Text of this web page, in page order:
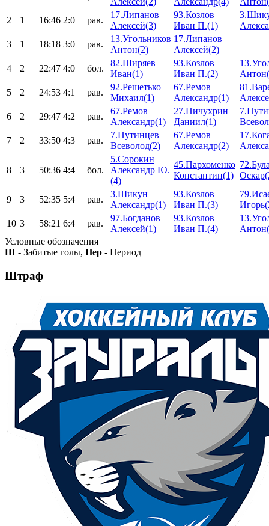
2
1 16:46 2:0 рав.
17.Липанов
Алексей(3)
93.Козлов
Иван П.(1)
3
1 18:18 3:0 рав.
13.Угольников
Антон(2)
17.Липанов
Алексей(2)
4
2 22:47 4:0 бол.
82.Ширяев
Иван(1)
93.Козлов
Иван П.(2)
5
2 24:53 4:1 рав.
92.Решетько
Михаил(1)
67.Ремов
Александр(1)
6
2 29:47 4:2 рав.
67.Ремов
Александр(1)
27.Ничухрин
Даниил(1)
7
2 33:50 4:3 рав.
7.Путинцев
Всеволод(2)
67.Ремов
Александр(2)
8 3 50:36 4:4 бол.
5.Сорокин
Александр Ю.
(4)
45.Пархоменко
Константин(1)
9 3 52:35 5:4 рав.
3.Шикун
Александр(1)
93.Козлов
Иван П.(3)
10 3 58:21 6:4 рав.
97.Богданов
Алексей(1)
93.Козлов
Иван П.(4)
Условные обозначения
Ш - Забитые голы, Пер - Период
Штраф